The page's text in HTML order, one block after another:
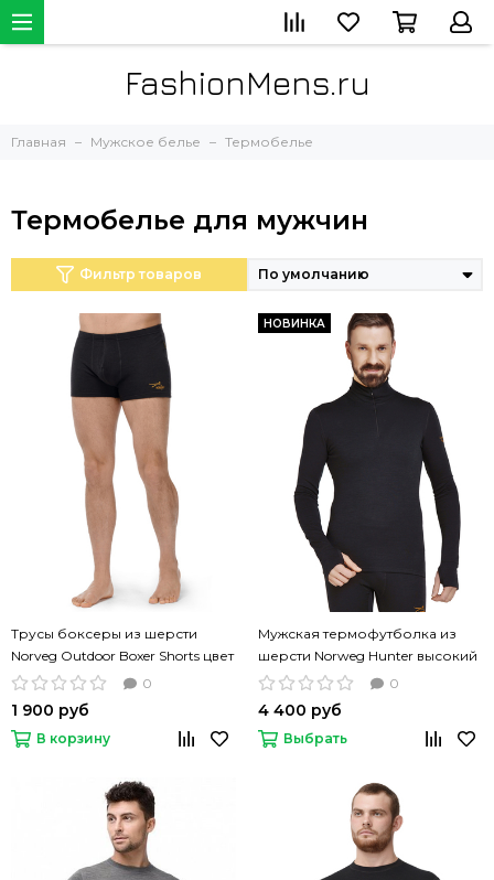
FashionMens.ru
Главная Мужское белье Термобелье
Термобелье для мужчин
Фильтр товаров
Трусы боксеры из шерсти
Norveg Outdoor Boxer Shorts цвет
черный
0
1 900 руб
В корзину
НОВИНКА
Мужская термофутболка из
шерсти Norweg Hunter высокий
воротник на молнии
0
4 400 руб
Выбрать